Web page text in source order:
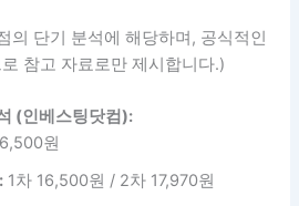
의 단기 분석에 해당하며, 공식적인
참고 자료로만 제시합니다.)
(인베스팅닷컴):
원
1차 16,500원 / 2차 17,970원